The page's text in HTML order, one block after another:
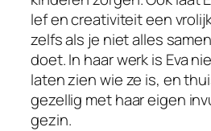
lef en creativiteit een
zelfs als je niet alles
doet. In haar werk is Eva
laten zien wie ze is, en
gezellig met haar eigen
gezin.